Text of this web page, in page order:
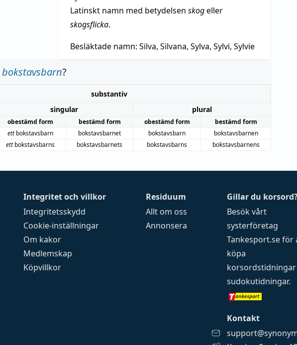
Latinskt namn med betydelsen skogeller
skogsflicka.
Besläktade namn: Silva, Silvana, Sylva, Sylvi, Sylvie
bokstavsbarn?
substantiv
singular
plural
obestämd form bestämd form obestämd form
bestämd form
ettbokstavsbarn bokstavsbarnet bokstavsbarn
bokstavsbarnen
ettbokstavsbarns bokstavsbarnets bokstavsbarns bokstavsbarnens
Integritet och villkor
Integritetsskydd
Cookie-inställningar
Om kakor
Medlemskap
Köpvillkor
Residuum
Allt om oss
Annonsera
Gillar du
Besök vårt
systerföretag
Tankesport.seför
köpa
korsordstidningar
sudokutidningar.
Kontakt